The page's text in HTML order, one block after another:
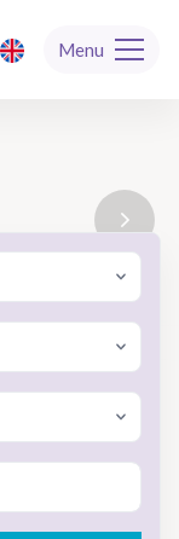
Menu